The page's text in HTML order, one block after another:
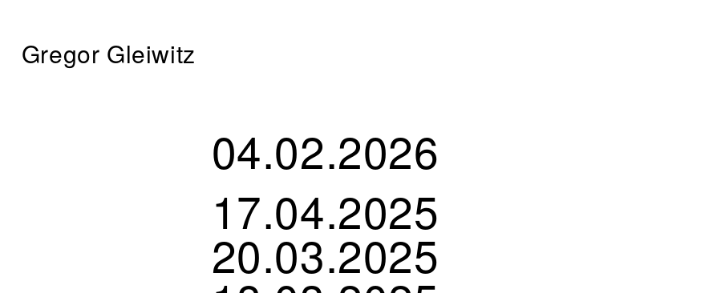
Gregor Gleiwitz
04.02.2026
17.04.2025
20.03.2025